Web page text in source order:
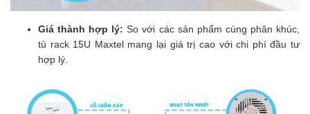
Giá thành hợp lý: So với các sản phẩm cùng phân khúc,
tủ rack 15U Maxtel mang lại giá trị cao với chi phí đầu tư
hợp lý.